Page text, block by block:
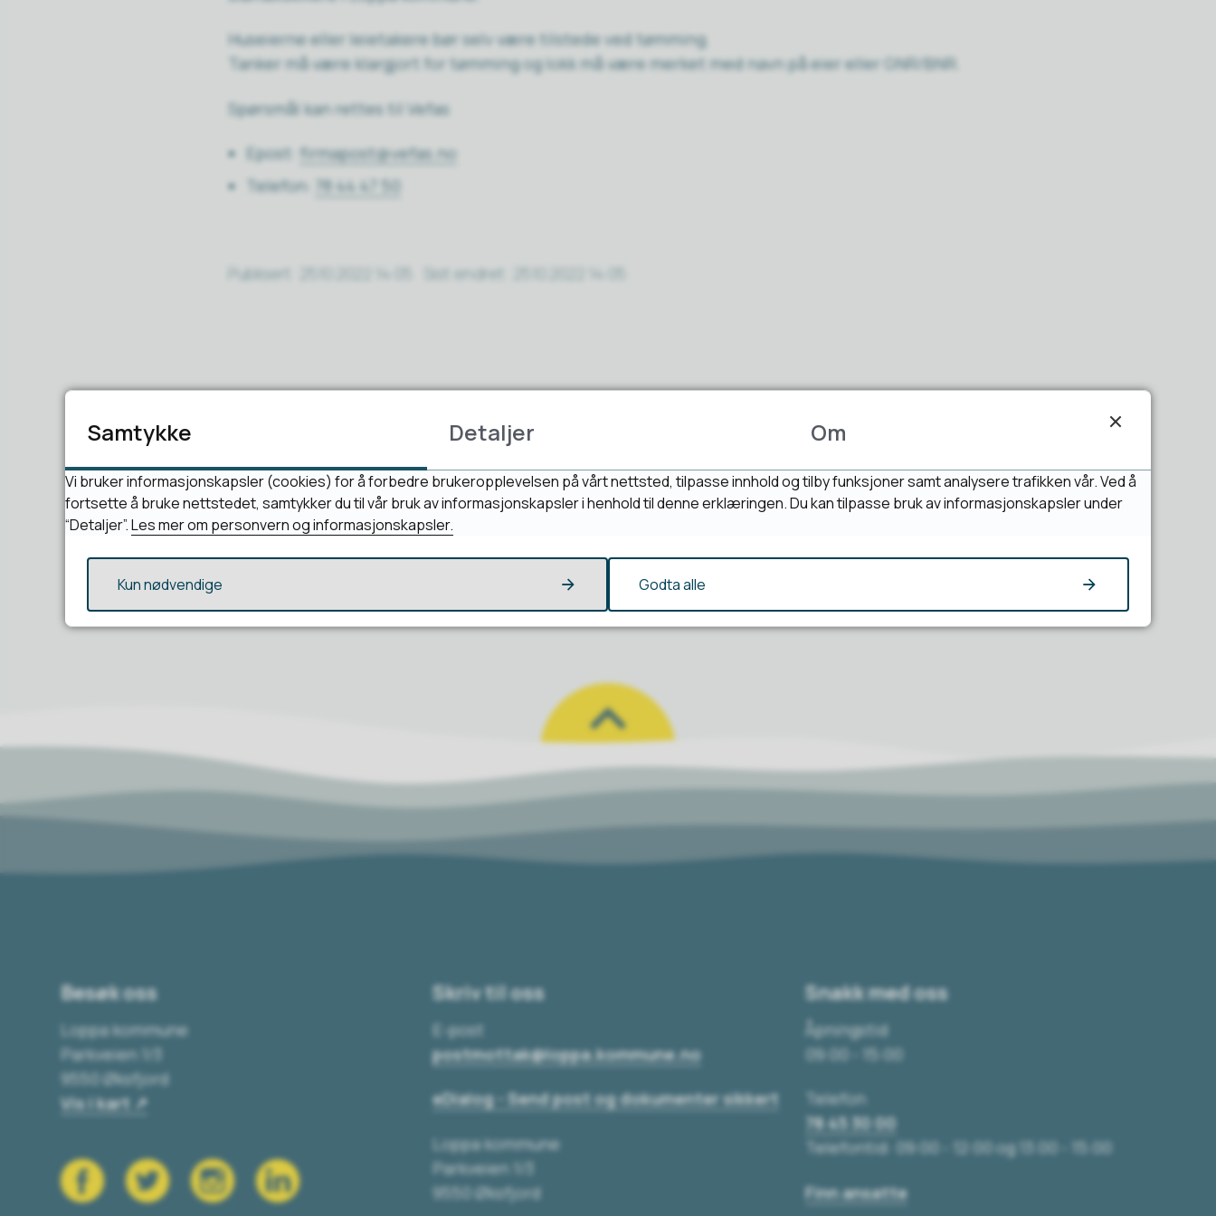
Huseierne eller leietakere bør selv være tilstede ved tømming.
Tanker må være klargjort for tømming og lokk må være merket med navn på eier eller GNR/BNR.
Spørsmål kan rettes til Vefas
Epost: firmapost@vefas.no
Telefon:
78 44 47 50
Publisert Sist endret
Fant du det du lette etter?
Besøk oss
Loppa kommune
Parkveien 1/3
9550 Øksfjord
Vis i kart
Skriv til oss
E-post
postmottak@loppa.kommune.no
eDialog - Send post og dokumenter sikkert
Loppa kommune
Parkveien 1/3
9550 Øksfjord
Snakk med oss
Åpningstid
09:00 - 15:00
Telefon
78 45 30 00
Telefontid: 09:00 - 12:00 og 13:00 - 15:00
Finn ansatte
Samtykke Detaljer Om
Vi bruker informasjonskapsler (cookies) for å forbedre brukeropplevelsen på vårt nettsted, tilpasse innhold og tilby funksjoner samt analysere trafikken vår. Ved å
fortsette å bruke nettstedet, samtykker du til vår bruk av informasjonskapsler i henhold til denne erklæringen. Du kan tilpasse bruk av informasjonskapsler under
“Detaljer”.Les mer om personvern og informasjonskapsler.
Kun nødvendige Godta alle